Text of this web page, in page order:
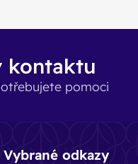
kontaktu
pomoci
Vybrané odkazy